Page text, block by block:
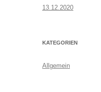
13.12.2020
KATEGORIEN
Allgemein